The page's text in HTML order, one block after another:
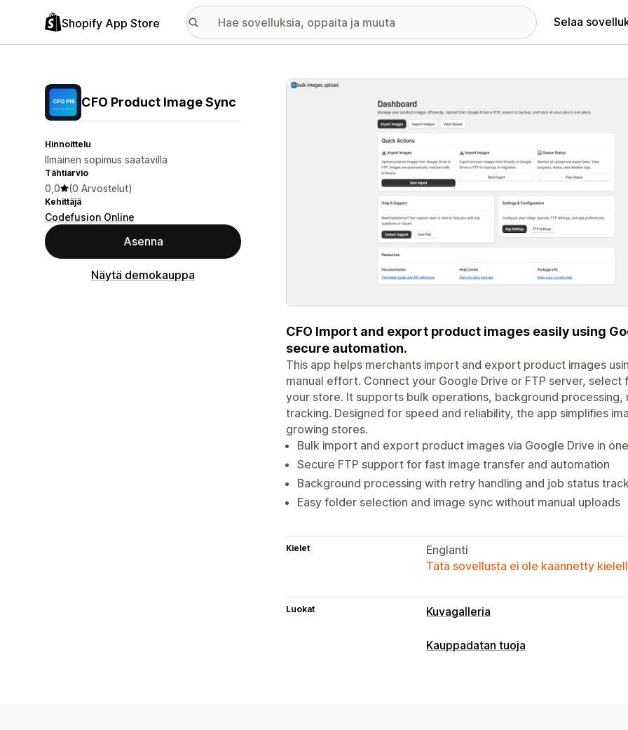
Shopify App Store Selaa
CFO Product Image Sync
Hinnoittelu
Ilmainen sopimus saatavilla
Tähtiarvio
0,0 (0 Arvostelut)
Kehittäjä
Codefusion Online
Asenna
Näytä demokauppa
Esittelykuvagalleria
CFO Import and export product images easily using
secure automation.
This app helps merchants import and export product images
manual effort. Connect your Google Drive or FTP server,
your store. It supports bulk operations, background processing,
tracking. Designed for speed and reliability, the app simplifies
growing stores.
Bulk import and export product images via Google Drive in
Secure FTP support for fast image transfer and automation
Background processing with retry handling and job status
Easy folder selection and image sync without manual uploads
Kielet
Englanti
Tätä sovellusta ei ole käännetty
Luokat Kuvagalleria
Mukautukset
Kauppadatan tuoja